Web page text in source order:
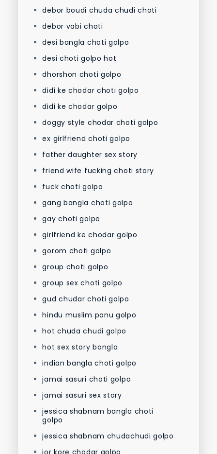
debor boudi chuda chudi choti
debor vabi choti
desi bangla choti golpo
desi choti golpo hot
dhorshon choti golpo
didi ke chodar choti golpo
didi ke chodar golpo
doggy style chodar choti golpo
ex girlfriend choti golpo
father daughter sex story
friend wife fucking choti story
fuck choti golpo
gang bangla choti golpo
gay choti golpo
girlfriend ke chodar golpo
gorom choti golpo
group choti golpo
group sex choti golpo
gud chudar choti golpo
hindu muslim panu golpo
hot chuda chudi golpo
hot sex story bangla
indian bangla choti golpo
jamai sasuri choti golpo
jamai sasuri sex story
jessica shabnam bangla choti
golpo
jessica shabnam chudachudi golpo